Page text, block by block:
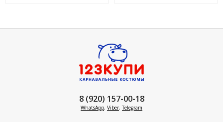
8 (920) 157-00-18
WhatsApp, Viber,Telegram